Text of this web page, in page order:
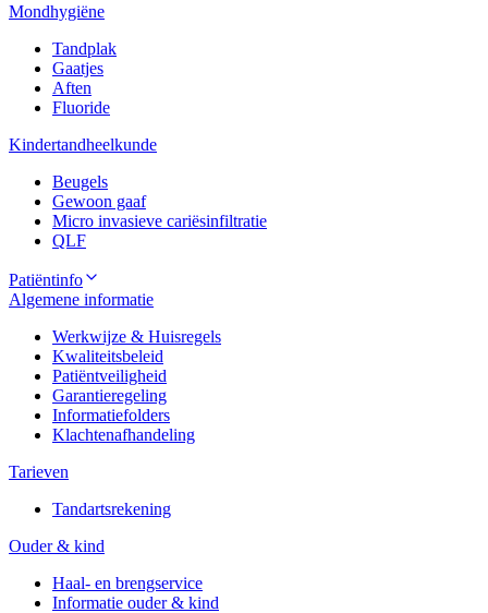
Mondhygiëne
Tandplak
Gaatjes
Aften
Fluoride
Kindertandheelkunde
Beugels
Gewoon gaaf
Micro invasieve cariësinfiltratie
QLF
Patiëntinfo
Algemene informatie
Werkwijze & Huisregels
Kwaliteitsbeleid
Patiëntveiligheid
Garantieregeling
Informatiefolders
Klachtenafhandeling
Tarieven
Tandartsrekening
Ouder & kind
Haal- en brengservice
Informatie ouder & kind